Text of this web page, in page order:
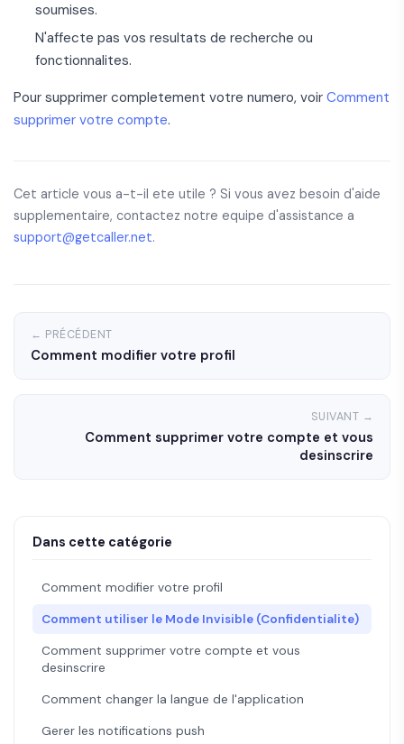
soumises.
N'affecte pas vos resultats de recherche ou
fonctionnalites.
Pour supprimer completement votre numero, voir Comment
supprimer votre compte.
Cet article vous a-t-il ete utile ? Si vous avez besoin d'aide
supplementaire, contactez notre equipe d'assistance a
support@getcaller.net.
← PRÉCÉDENT
Comment modifier votre profil
SUIVANT →
Comment supprimer votre compte et vous
desinscrire
Dans cette catégorie
Comment modifier votre profil
Comment utiliser le Mode Invisible (Confidentialite)
Comment supprimer votre compte et vous
desinscrire
Comment changer la langue de l'application
Gerer les notifications push